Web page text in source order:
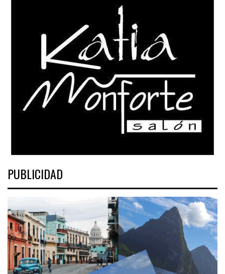
PUBLICIDAD